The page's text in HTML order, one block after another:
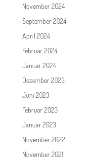
November 2024
September 2024
April 2024
Februar 2024
Januar 2024
Dezember 2023
Juni 2023
Februar 2023
Januar 2023
November 2022
November 2021